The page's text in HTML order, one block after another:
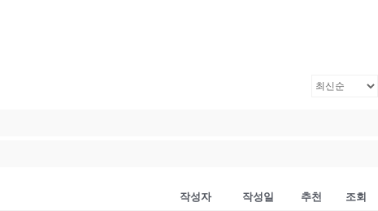
작성자 작성일 추천 조회